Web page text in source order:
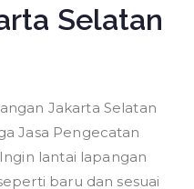
Selatan
Jakarta Selatan
Jasa Pengecatan
lantai lapangan
baru dan sesuai